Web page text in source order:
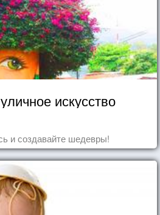
искусство
и создавайте шедевры!